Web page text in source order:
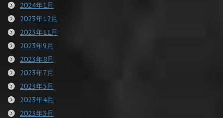
2024年1月
2023年12月
2023年11月
2023年9月
2023年8月
2023年7月
2023年5月
2023年4月
2023年3月